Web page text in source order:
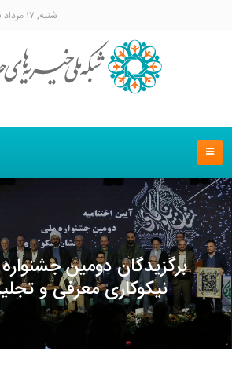
شنبه, ۱۷ مرداد ۱۴۰۵
برگزیدگان دومین
نیکوکاری معرفی و